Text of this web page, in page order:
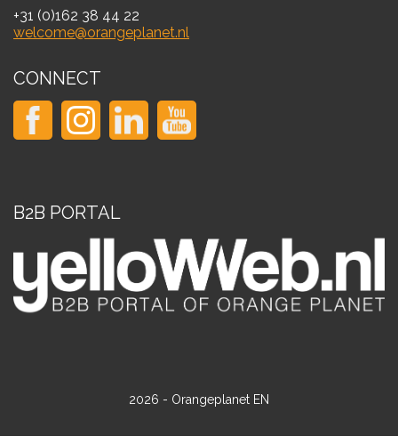
+31 (0)162 38 44 22
welcome@orangeplanet.nl
CONNECT
B2B PORTAL
2026 - Orangeplanet EN